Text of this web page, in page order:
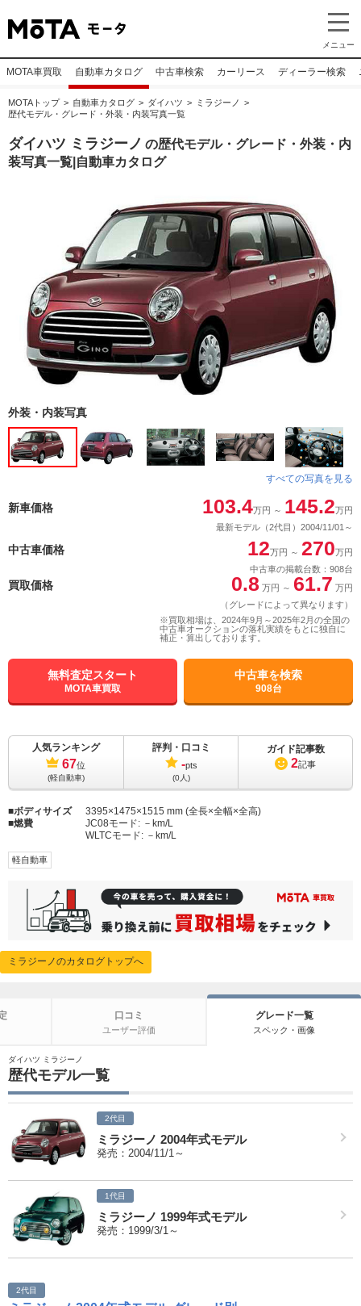
メニュー
MOTA車買取 自動車カタログ 中古車検索 カーリース ディーラー検索
MOTAトップ 自動車カタログ ダイハツ
ミラジーノ
歴代モデル・グレード・外装・内装写真一覧
ダイハツ ミラジーノ の歴代モデル・グレード・外装・内
装写真一覧|自動車カタログ
外装・内装写真
すべての写真を見る
新車価格 103.4万円 ～ 145.2万円
最新モデル（2代目）2004/11/01～
中古車価格 12万円 ～ 270万円
中古車の掲載台数：908台
買取価格 0.8 万円 ～ 61.7 万円
（グレードによって異なります）
※買取相場は、2024年9月～2025年2月の全国の
中古車オークションの落札実績をもとに独自に
補正・算出しております。
無料査定スタート
MOTA車買取
中古車を検索
908台
人気ランキング
67位
(軽自動車)
評判・口コミ
-pts
(0人)
ガイド記事数
2記事
ボディサイズ
3395×1475×1515 mm (全長×全幅×全高)
燃費
JC08モード: －km/L
WLTCモード: －km/L
軽自動車
ミラジーノのカタログトップへ
口コミ
ユーザー評価
グレード一覧
スペック・画像
ダイハツ ミラジーノ
歴代モデル一覧
2代目
ミラジーノ 2004年式モデル
発売：2004/11/1～
1代目
ミラジーノ 1999年式モデル
発売：1999/3/1～
2代目